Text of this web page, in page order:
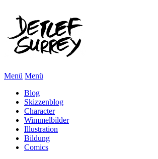
Menü Menü
Blog
Skizzenblog
Character
Wimmelbilder
Illustration
Bildung
Comics